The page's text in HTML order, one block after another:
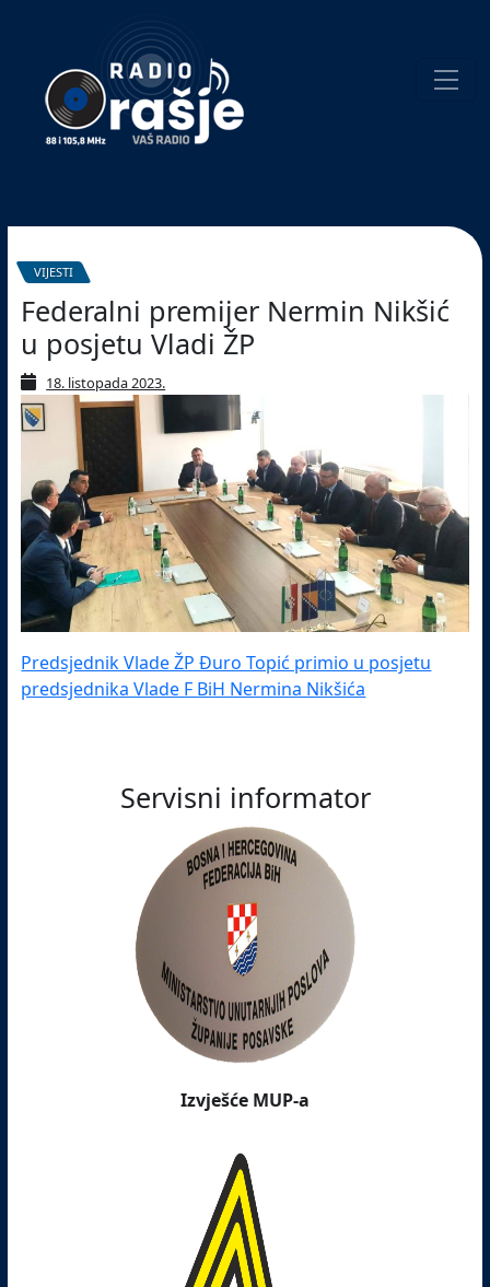
website!
VIJESTI
Federalni premijer Nermin Nikšić
u posjetu Vladi ŽP
18. listopada 2023.
Predsjednik Vlade ŽP Đuro Topić primio u posjetu
predsjednika Vlade F BiH Nermina Nikšića
Servisni informator
Izvješće MUP-a